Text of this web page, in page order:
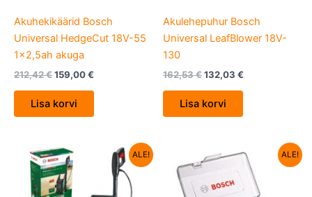
Akuhekikäärid Bosch
Universal HedgeCut 18V-55
1×2,5ah akuga
212,42€159,00€
Lisa korvi
Akulehepuhur Bosch
Universal LeafBlower 18V-
130
162,53€132,03 €
Lisa korvi
ALE!
Algne
hind
oli:
447,11 €.
Current
price
375,05 €.
ALE!
Algne
hind
27,34 €.
Current
price
is:
19,90 €.